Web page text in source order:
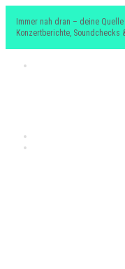
Immer nah dran – deine Quelle
Konzertberichte, Soundchecks